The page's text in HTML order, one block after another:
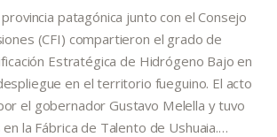
patagónica junto con el Consejo
(CFI) compartieron el grado de
Estratégica de Hidrógeno Bajo en
en el territorio fueguino. El acto
el gobernador Gustavo Melella y tuvo
la Fábrica de Talento de Ushuaia.…